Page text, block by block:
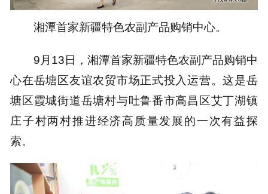
湘潭首家新疆特色农副产品购销中心。
9月13日，湘潭首家新疆特色农副产品购销中
心在岳塘区友谊农贸市场正式投入运营。这是岳
塘区霞城街道岳塘村与吐鲁番市高昌区艾丁湖镇
庄子村两村推进经济高质量发展的一次有益探
索。